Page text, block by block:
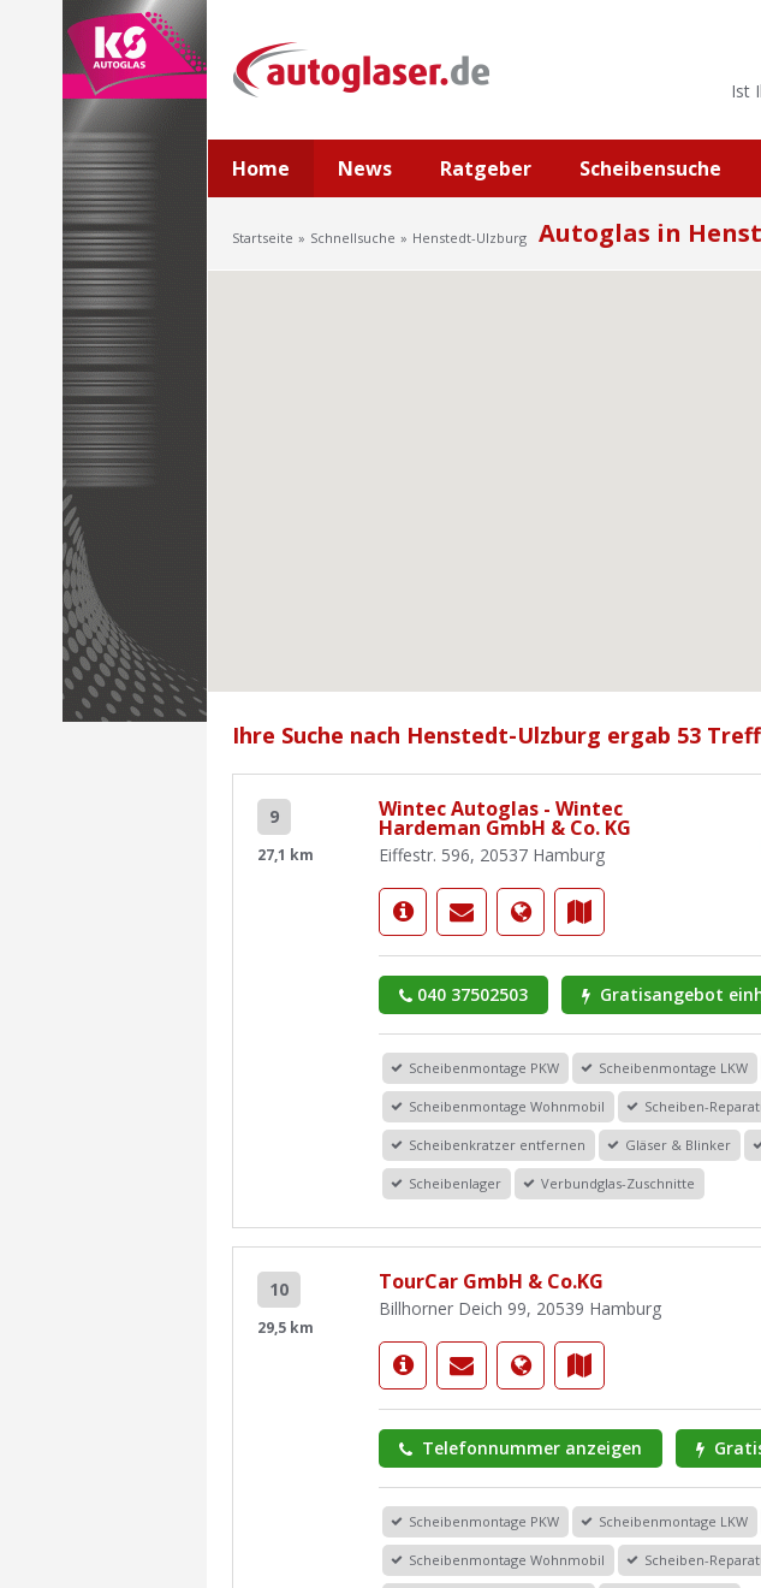
Ist
Home News Ratgeber Scheibensuche
Startseite Schnellsuche Henstedt-Ulzburg Autoglas in
Ihre Suche nach Henstedt-Ulzburg ergab 53
9
27,1 km
Wintec Autoglas - Wintec
Hardeman GmbH & Co. KG
Eiffestr. 596, 20537 Hamburg
040 37502503 Gratisangebot
Scheibenmontage PKW Scheibenmontage LKW
Scheibenmontage Wohnmobil Scheiben-
Scheibenkratzer entfernen Gläser & Blinker
Scheibenlager Verbundglas-Zuschnitte
10
29,5 km
TourCar GmbH & Co.KG
Billhorner Deich 99, 20539 Hamburg
Telefonnummer anzeigen
Scheibenmontage PKW Scheibenmontage LKW
Scheibenmontage Wohnmobil Scheiben-